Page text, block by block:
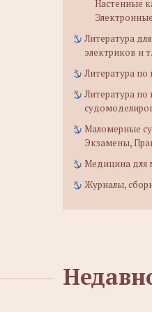
Настенные
Литература
электриков и
Литература по
Литература
Маломерные
Экзамены,
Медицина для
Журналы,